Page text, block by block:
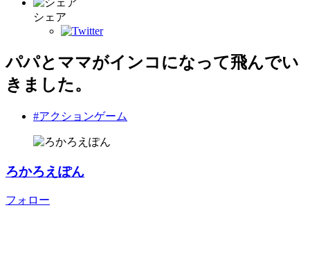
シェア
パパとママがインコになって飛んでい
きました。
#アクションゲーム
ろかろえぽん
フォロー